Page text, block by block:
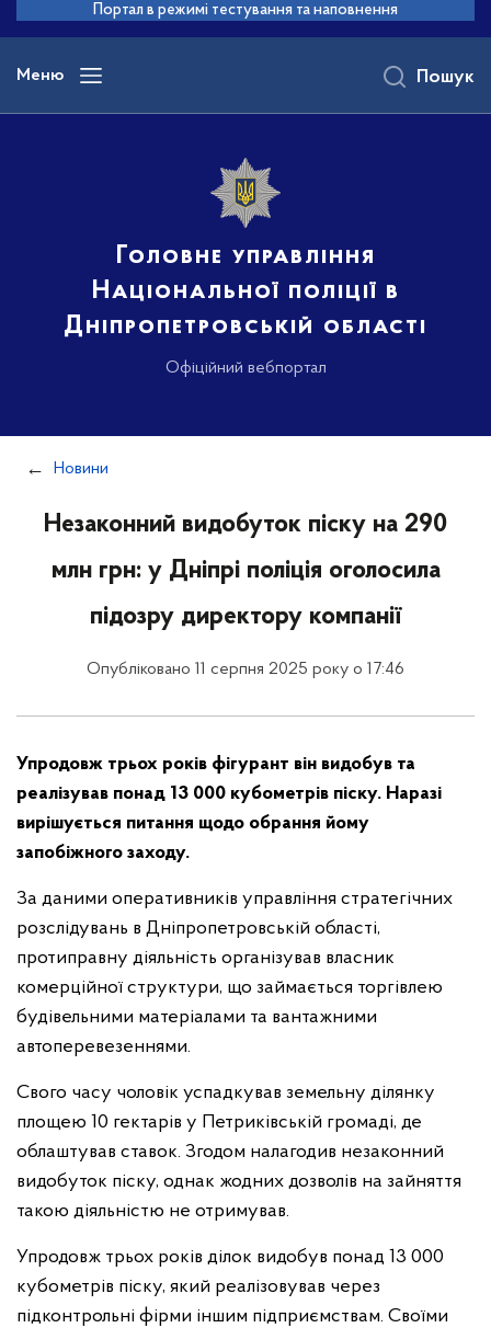
основного
вмісту
Портал в режимі тестування та наповнення
Меню
Головне управління
Національної поліції в
Дніпропетровській області
Офіційний вебпортал
Пошук
Новини
Незаконний видобуток піску на 290
млн грн: у Дніпрі поліція оголосила
підозру директору компанії
Опубліковано 11 серпня 2025 року о 17:46
Упродовж трьох років фігурант він видобув та
реалізував понад 13 000 кубометрів піску. Наразі
вирішується питання щодо обрання йому
запобіжного заходу.
За даними оперативників управління стратегічних
розслідувань в Дніпропетровській області,
протиправну діяльність організував власник
комерційної структури, що займається торгівлею
будівельними матеріалами та вантажними
автоперевезеннями.
Свого часу чоловік успадкував земельну ділянку
площею 10 гектарів у Петриківській громаді, де
облаштував ставок. Згодом налагодив незаконний
видобуток піску, однак жодних дозволів на зайняття
такою діяльністю не отримував.
Упродовж трьох років ділок видобув понад 13 000
кубометрів піску, який реалізовував через
підконтрольні фірми іншим підприємствам. Своїми